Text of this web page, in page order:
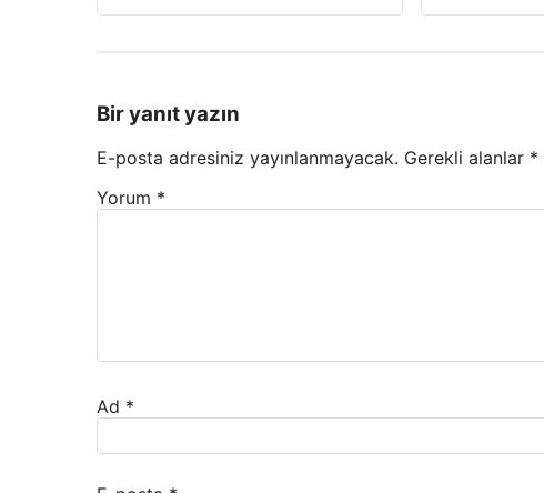
Bir yanıt yazın
E-posta adresiniz yayınlanmayacak. Gerekli alanlar *
Yorum *
Ad *